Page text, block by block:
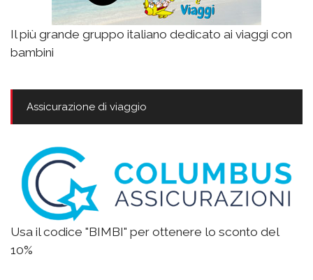
Il più grande gruppo italiano dedicato ai viaggi con
bambini
Assicurazione di viaggio
Usa il codice "BIMBI" per ottenere lo sconto del
10%